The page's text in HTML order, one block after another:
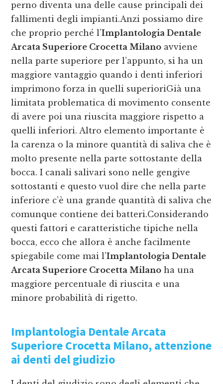
perno diventa una delle cause principali dei
fallimenti degli impianti.Anzi possiamo dire
che proprio perché l’Implantologia Dentale
Arcata Superiore Crocetta Milano avviene
nella parte superiore per l’appunto, si ha un
maggiore vantaggio quando i denti inferiori
imprimono forza in quelli superioriGià una
limitata problematica di movimento consente
di avere poi una riuscita maggiore rispetto a
quelli inferiori. Altro elemento importante è
la carenza o la minore quantità di saliva che è
molto presente nella parte sottostante della
bocca. I canali salivari sono nelle gengive
sottostanti e questo vuol dire che nella parte
inferiore c’è una grande quantità di saliva che
comunque contiene dei batteri.Considerando
questi fattori e caratteristiche tipiche nella
bocca, ecco che allora è anche facilmente
spiegabile come mai l’Implantologia Dentale
Arcata Superiore Crocetta Milano ha una
maggiore percentuale di riuscita e una
minore probabilità di rigetto.
Implantologia Dentale Arcata
Superiore Crocetta Milano, attenzione
ai denti del giudizio